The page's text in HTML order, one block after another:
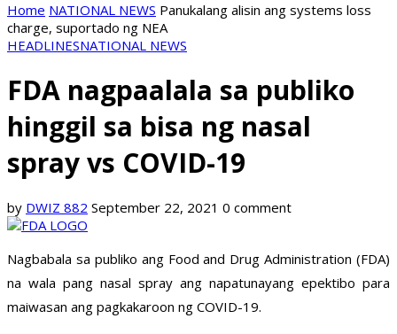
Home NATIONAL NEWS Panukalang alisin ang systems loss
charge, suportado ng NEA
HEADLINESNATIONAL NEWS
FDA nagpaalala sa publiko
hinggil sa bisa ng nasal
spray vs COVID-19
by DWIZ 882 September 22, 2021 0 comment
Nagbabala sa publiko ang Food and Drug Administration (FDA)
na wala pang nasal spray ang napatunayang epektibo para
maiwasan ang pagkakaroon ng COVID-19.